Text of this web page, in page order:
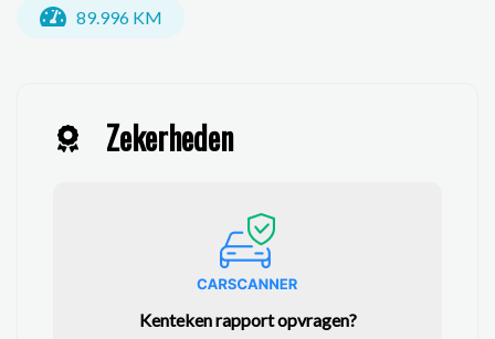
89.996 KM
Zekerheden
Kenteken rapport opvragen?